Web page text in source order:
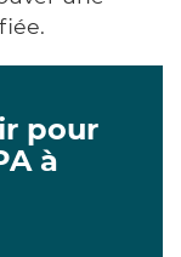
pour
à